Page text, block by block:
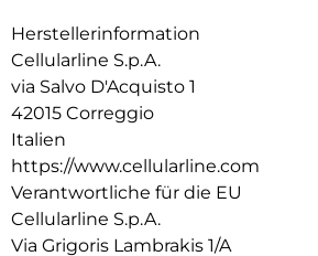
Herstellerinformation
Cellularline S.p.A.
via Salvo D'Acquisto 1
42015 Correggio
Italien
https://www.cellularline.com
Verantwortliche für die EU
Cellularline S.p.A.
Via Grigoris Lambrakis 1/A